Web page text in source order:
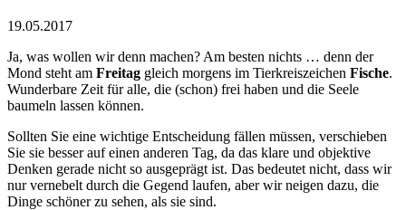
19.05.2017
Ja, was wollen wir denn machen? Am besten nichts … denn der
Mond steht am Freitag gleich morgens im Tierkreiszeichen Fische.
Wunderbare Zeit für alle, die (schon) frei haben und die Seele
baumeln lassen können.
Sollten Sie eine wichtige Entscheidung fällen müssen, verschieben
Sie sie besser auf einen anderen Tag, da das klare und objektive
Denken gerade nicht so ausgeprägt ist. Das bedeutet nicht, dass wir
nur vernebelt durch die Gegend laufen, aber wir neigen dazu, die
Dinge schöner zu sehen, als sie sind.